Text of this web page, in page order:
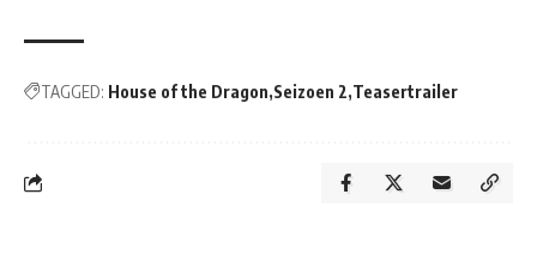
TAGGED: House of the Dragon Seizoen 2 Teasertrailer